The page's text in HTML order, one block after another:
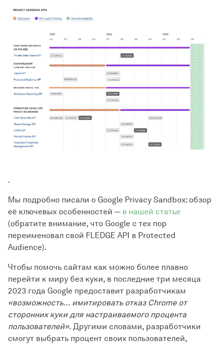
.
Мы подробно писали о Google Privacy Sandbox: обзор
её ключевых особенностей — в нашей статье
(обратите внимание, что Google с тех пор
переименовал свой FLEDGE API в Protected
Audience).
Чтобы помочь сайтам как можно более плавно
перейти к миру без куки, в последние три месяца
2023 года Google предоставит разработчикам
«возможность… имитировать отказ Chrome от
сторонних куки для настраиваемого процента
пользователей». Другими словами, разработчики
смогут выбрать процент своих пользователей,